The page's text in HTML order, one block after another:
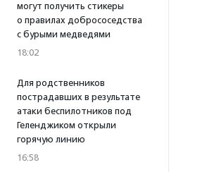
могут получить стикеры
о правилах добрососедства
с бурыми медведями
18:02
Для родственников
пострадавших в результате
атаки беспилотников под
Геленджиком открыли
горячую линию
16:58